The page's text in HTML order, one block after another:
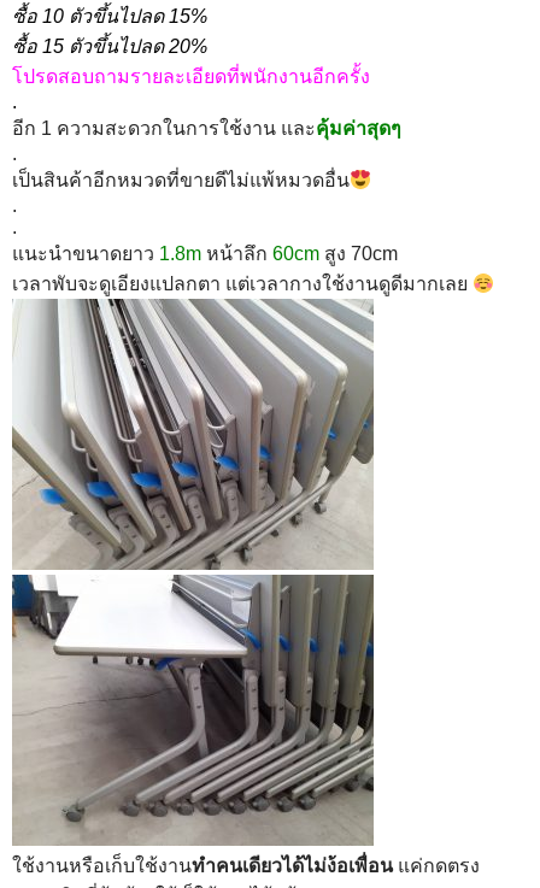
ซื้อ 10 ตัวขึ้นไปลด 15%
ซื้อ 15 ตัวขึ้นไปลด 20%
โปรดสอบถามรายละเอียดที่พนักงานอีกครั้ง
.
อีก 1 ความสะดวกในการใช้งาน และคุ้มค่าสุดๆ
.
เป็นสินค้าอีกหมวดที่ขายดีไม่แพ้หมวดอื่น
.
.
แนะนำขนาดยาว 1.8m หน้าลึก 60cm สูง 70cm
เวลาพับจะดูเอียงแปลกตา แต่เวลากางใช้งานดูดีมากเลย
ใช้งานหรือเก็บใช้งานทำคนเดียวได้ไม่ง้อเพื่อนแค่กดตรง